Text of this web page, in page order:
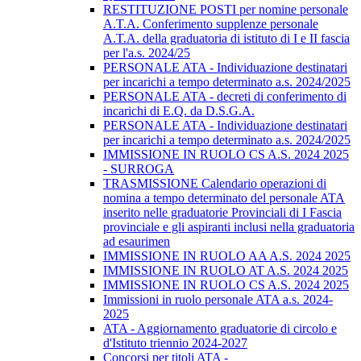
RESTITUZIONE POSTI per nomine personale
A.T.A. Conferimento supplenze personale
A.T.A. della graduatoria di istituto di I e II fascia
per l'a.s. 2024/25
PERSONALE ATA - Individuazione destinatari
per incarichi a tempo determinato a.s. 2024/2025
PERSONALE ATA - decreti di conferimento di
incarichi di E.Q. da D.S.G.A.
PERSONALE ATA - Individuazione destinatari
per incarichi a tempo determinato a.s. 2024/2025
IMMISSIONE IN RUOLO CS A.S. 2024 2025
- SURROGA
TRASMISSIONE Calendario operazioni di
nomina a tempo determinato del personale ATA
inserito nelle graduatorie Provinciali di I Fascia
provinciale e gli aspiranti inclusi nella graduatoria
ad esaurimen
IMMISSIONE IN RUOLO AA A.S. 2024 2025
IMMISSIONE IN RUOLO AT A.S. 2024 2025
IMMISSIONE IN RUOLO CS A.S. 2024 2025
Immissioni in ruolo personale ATA a.s. 2024-
2025
ATA - Aggiornamento graduatorie di circolo e
d'Istituto triennio 2024-2027
Concorsi per titoli ATA -